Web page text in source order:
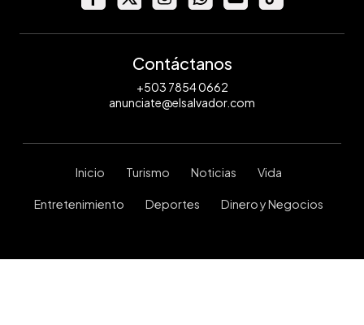
Contáctanos
+503 7854 0662
anunciate@elsalvador.com
Inicio Turismo Noticias Vida
Entretenimiento Deportes Dinero y Negocios